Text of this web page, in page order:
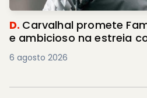
D. Carvalhal promete
e ambicioso na estreia
6 agosto 2026